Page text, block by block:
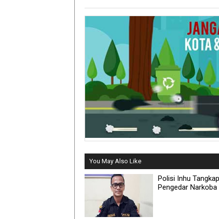
You May Also Like
Polisi Inhu
Pengedar Narkoba